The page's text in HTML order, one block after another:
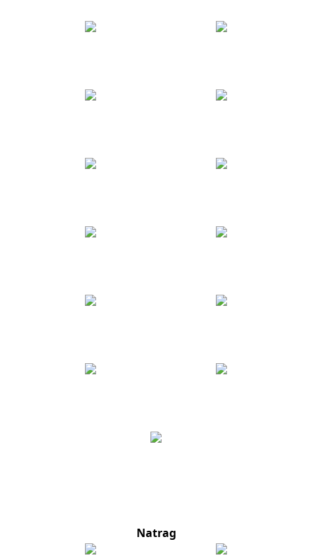
Natrag